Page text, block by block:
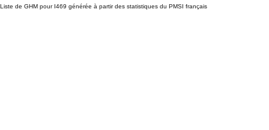
Liste de GHM pour I469 générée à partir des statistiques du PMSI français